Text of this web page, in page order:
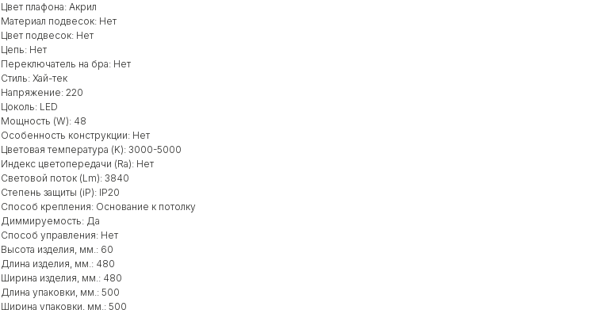
Цвет плафона: Акрил
Материал подвесок: Нет
Цвет подвесок: Нет
Цепь: Нет
Переключатель на бра: Нет
Стиль: Хай-тек
Напряжение: 220
Цоколь: LED
Мощность (W): 48
Особенность конструкции: Нет
Цветовая температура (K): 3000-5000
Индекс цветопередачи (Ra): Нет
Световой поток (Lm): 3840
Степень защиты (iP): IP20
Способ крепления: Основание к потолку
Диммируемость: Да
Способ управления: Нет
Высота изделия, мм.: 60
Длина изделия, мм.: 480
Ширина изделия, мм.: 480
Длина упаковки, мм.: 500
Ширина упаковки, мм.: 500